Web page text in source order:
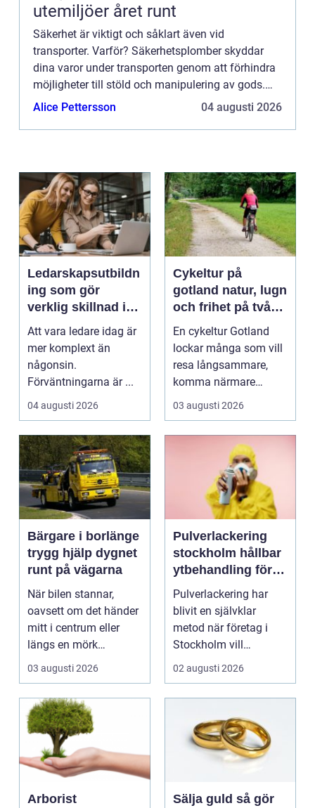
utemiljöer året runt
Säkerhet är viktigt och såklart även vid
transporter. Varför? Säkerhetsplomber skyddar
dina varor under transporten genom att förhindra
möjligheter till stöld och manipulering av gods.
Det är inte ba...
Alice Pettersson 04 augusti 2026
Ledarskapsutbildn
ing som gör
verklig skillnad i
vardagen
Att vara ledare idag är
mer komplext än
någonsin.
Förväntningarna är ...
04 augusti 2026
Cykeltur på
gotland natur, lugn
och frihet på två
hjul
En cykeltur Gotland
lockar många som vill
resa långsammare,
komma närmare
naturen och känna
03 augusti 2026
Bärgare i borlänge
trygg hjälp dygnet
runt på vägarna
När bilen stannar,
oavsett om det händer
mitt i centrum eller
längs en mörk
landsväg, handlar allt
03 augusti 2026
Pulverlackering
stockholm hållbar
ytbehandling för
industri och
design
Pulverlackering har
blivit en självklar
metod när företag i
Stockholm vill
kombinera slitstyrka,
02 augusti 2026
Arborist
Sälja guld så gör